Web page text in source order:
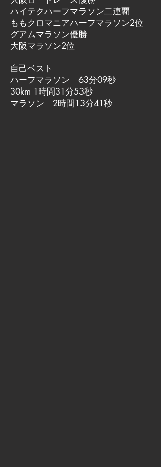
ハイテクハーフマラソン二連覇
ももクロマニアハーフマラソン2位
グアムマラソン優勝
大阪マラソン2位
自己ベスト
ハーフマラソン 63分09秒
30km 1時間31分53秒
マラソン 2時間13分41秒